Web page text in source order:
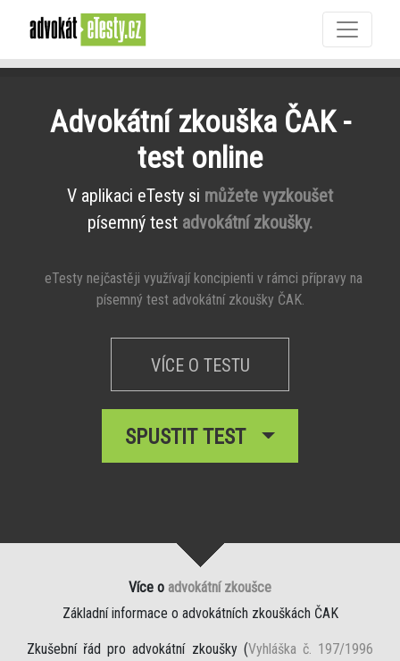
Advokátní zkouška ČAK -
test online
V aplikaci eTesty si můžete vyzkoušet
písemný test advokátní zkoušky.
eTesty nejčastěji využívají koncipienti v rámci přípravy na
písemný test advokátní zkoušky ČAK.
VÍCE O TESTU
SPUSTIT TEST
Více o advokátní zkoušce
Základní informace o advokátních zkouškách ČAK
Zkušební řád pro advokátní zkoušky (Vyhláška č. 197/1996